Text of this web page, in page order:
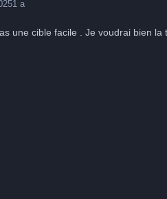
1 a
une cible facile . Je voudrai bien